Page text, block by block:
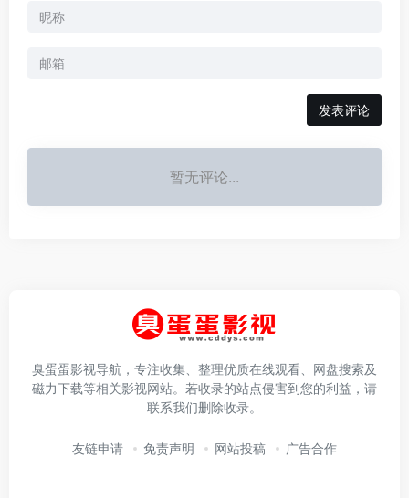
发表评论
暂无评论...
臭蛋蛋影视导航，专注收集、整理优质在线观看、网盘搜索及
磁力下载等相关影视网站。若收录的站点侵害到您的利益，请
联系我们删除收录。
友链申请 免责声明 网站投稿 广告合作